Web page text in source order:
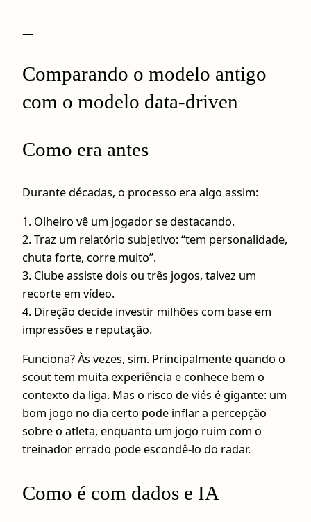
—
Comparando o modelo antigo
com o modelo data-driven
Como era antes
Durante décadas, o processo era algo assim:
1. Olheiro vê um jogador se destacando.
2. Traz um relatório subjetivo: “tem personalidade,
chuta forte, corre muito”.
3. Clube assiste dois ou três jogos, talvez um
recorte em vídeo.
4. Direção decide investir milhões com base em
impressões e reputação.
Funciona? Às vezes, sim. Principalmente quando o
scout tem muita experiência e conhece bem o
contexto da liga. Mas o risco de viés é gigante: um
bom jogo no dia certo pode inflar a percepção
sobre o atleta, enquanto um jogo ruim com o
treinador errado pode escondê-lo do radar.
Como é com dados e IA